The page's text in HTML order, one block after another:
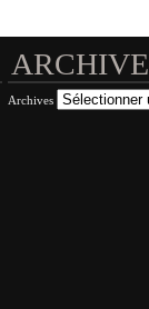
Archives